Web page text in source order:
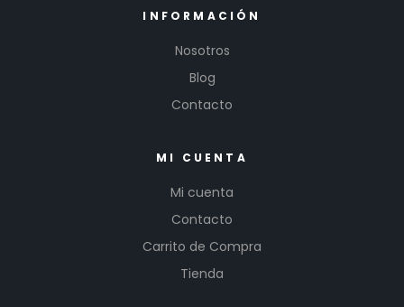
INFORMACIÓN
Nosotros
Blog
Contacto
MI CUENTA
Mi cuenta
Contacto
Carrito de Compra
Tienda